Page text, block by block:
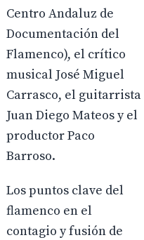
Centro Andaluz de
Documentación del
Flamenco), el crítico
musical José Miguel
Carrasco, el guitarrista
Juan Diego Mateos y el
productor Paco
Barroso.
Los puntos clave del
flamenco en el
contagio y fusión de